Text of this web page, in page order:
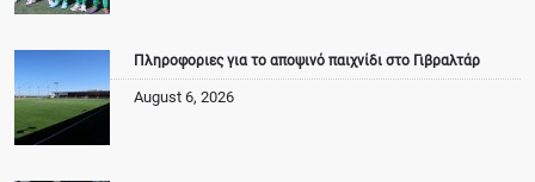
Πληροφοριες για το αποψινό παιχνίδι στο Γιβραλτάρ
August 6, 2026